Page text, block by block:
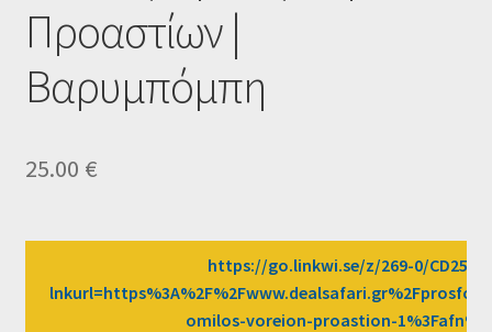
Ταμείο
HOME
Προαστίων |
Βαρυμπόμπη
25.00 €
https://go.linkwi.se/z/269-0/
omilos-voreion-proastion-